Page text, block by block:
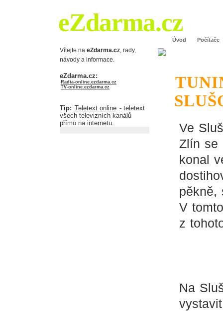
eZdarma.cz
Úvod
Počítače
Vítejte na eZdarma.cz , rady,
návody a informace.
eZdarma.cz:
Radia-online.ezdarma.cz
TV-online.ezdarma.cz
Tip: Teletext online - teletext
všech televizních kanálů
přímo na internetu.
Ve
Zlín se
konal
pěkně,
V
z
Na